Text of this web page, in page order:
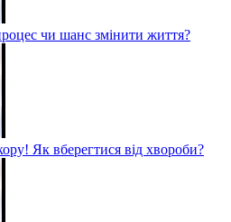
чи шанс змінити життя?
Як вберегтися від хвороби?